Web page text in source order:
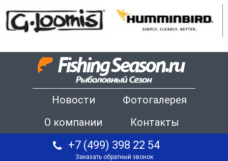
Новости
Фотогалерея
О компании
Контакты
+7 (499) 398 22 54
Заказать обратный звонок